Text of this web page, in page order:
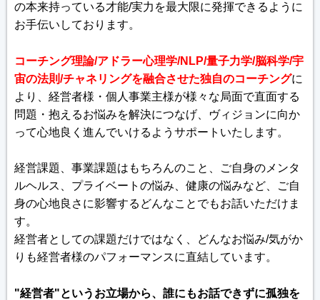
の本来持っている才能/実力を最大限に発揮できるように
お手伝いしております。
コーチング理論/アドラー心理学/NLP/量子力学/脳科学/宇
宙の法則/チャネリングを融合させた独自のコーチングに
より、経営者様・個人事業主様が様々な局面で直面する
問題・抱えるお悩みを解決につなげ、ヴィジョンに向か
って心地良く進んでいけるようサポートいたします。
経営課題、事業課題はもちろんのこと、ご自身のメンタ
ルヘルス、プライベートの悩み、健康の悩みなど、ご自
身の心地良さに影響するどんなことでもお話いただけま
す。
経営者としての課題だけではなく、どんなお悩み/気がか
りも経営者様のパフォーマンスに直結しています。
"経営者"というお立場から、誰にもお話できずに孤独を